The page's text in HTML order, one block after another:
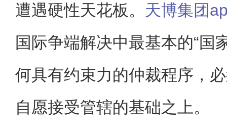
遭遇硬性天花板。 天博集团
国际争端解决中最基本的“
何具有约束力的仲裁程序，
自愿接受管辖的基础之上。